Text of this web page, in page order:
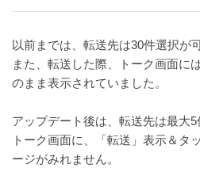
以前までは、転送先は30件選択が
また、転送した際、トーク画面に
のまま表示されていました。
アップデート後は、転送先は最大5
トーク画面に、「転送」表示＆タ
ージがみれません。